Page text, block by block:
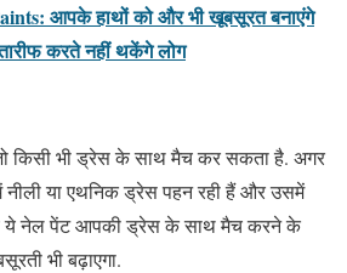
आपके हाथों को और भी खूबसूरत बनाएंगे
करते नहीं थकेंगे लोग
किसी भी ड्रेस के साथ मैच कर सकता है. अगर
या एथनिक ड्रेस पहन रही हैं और उसमें
ये नेल पेंट आपकी ड्रेस के साथ मैच करने के
भी बढ़ाएगा.